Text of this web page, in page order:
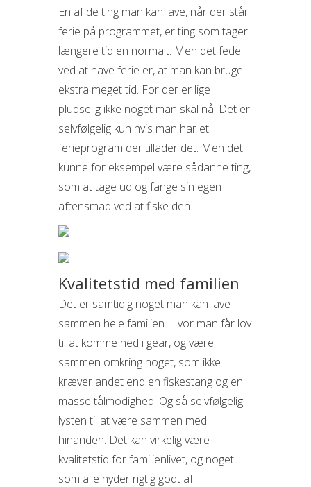
En af de ting man kan lave, når der står
ferie på programmet, er ting som tager
længere tid en normalt. Men det fede
ved at have ferie er, at man kan bruge
ekstra meget tid. For der er lige
pludselig ikke noget man skal nå. Det er
selvfølgelig kun hvis man har et
ferieprogram der tillader det. Men det
kunne for eksempel være sådanne ting,
som at tage ud og fange sin egen
aftensmad ved at fiske den.
Kvalitetstid med familien
Det er samtidig noget man kan lave
sammen hele familien. Hvor man får lov
til at komme ned i gear, og være
sammen omkring noget, som ikke
kræver andet end en fiskestang og en
masse tålmodighed. Og så selvfølgelig
lysten til at være sammen med
hinanden. Det kan virkelig være
kvalitetstid for familienlivet, og noget
som alle nyder rigtig godt af.